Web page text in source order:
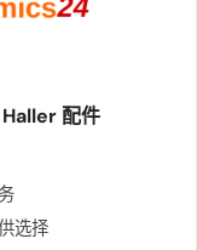
Haller 配件
选择